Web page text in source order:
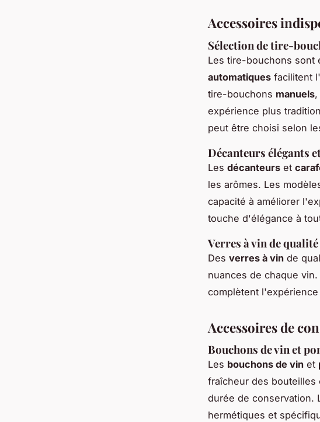
Accessoires
Sélection de tire-
Les tire-bouchons sont
automatiques facilitent
tire-bouchons manuels
expérience plus
peut être choisi selon
Décanteurs élégants
Les décanteurs et
les arômes. Les
capacité à améliorer
touche d'élégance à
Verres à vin de
Des verres à vin de
nuances de chaque
complètent
Accessoires de
Bouchons de vin et
Les bouchons de vin et
fraîcheur des bouteilles
durée de conservation.
hermétiques et